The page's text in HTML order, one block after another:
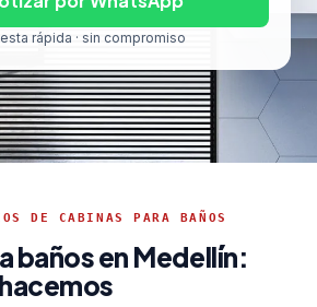
rápida · sin compromiso
DE CABINAS PARA BAÑOS
baños en Medellín: